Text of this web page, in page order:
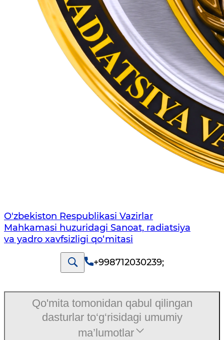
O'zbekiston Respublikasi Vazirlar
Mahkamasi huzuridagi Sanoat, radiatsiya
va yadro xavfsizligi qo‘mitasi
+998712030239;
Qo'mita tomonidan qabul qilingan
dasturlar to‘g‘risidagi umumiy
ma’lumotlar